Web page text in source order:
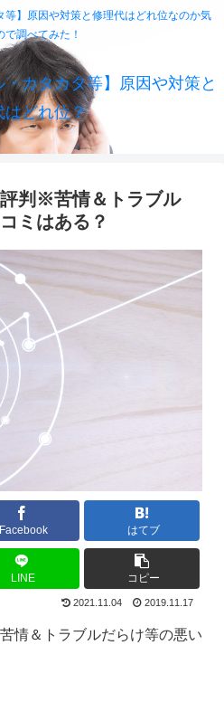
】原因や対策と修理代はどれ位なのか気
で調べてみた！
カタカタ等】原因や対策と
はどれ位？
判※苦情＆トラブル
ミはある？
Facebook はてブ
LINE コピー
2021.11.04 2019.11.17
情＆トラブルだらけ等の悪い